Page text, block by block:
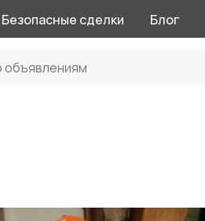
Безопасные сделки Блог